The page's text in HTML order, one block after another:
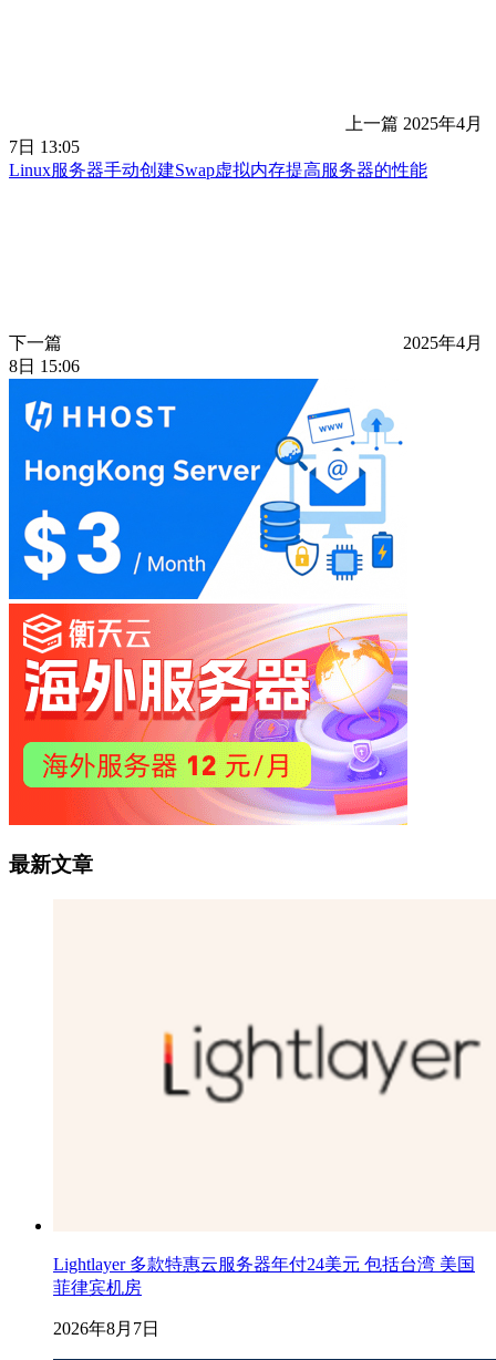
上一篇 2025年4月
7日 13:05
Linux服务器手动创建Swap虚拟内存提高服务器的性能
下一篇
2025年4月
8日 15:06
最新文章
Lightlayer 多款特惠云服务器年付24美元 包括台湾 美国
菲律宾机房
2026年8月7日